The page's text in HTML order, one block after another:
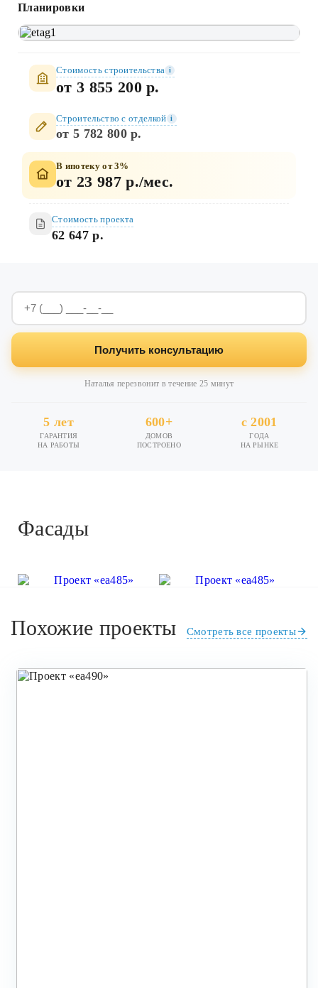
Планировки
Стоимость строительства i
от 3 855 200 р.
Строительство c отделкой i
от 5 782 800 р.
В ипотеку от 3%
от 23 987 р./мес.
Стоимость проекта
62 647 р.
Получить консультацию
Наталья перезвонит в течение 25 минут
5 лет
ГАРАНТИЯ
НА РАБОТЫ
600+
ДОМОВ
ПОСТРОЕНО
с 2001
ГОДА
НА РЫНКЕ
Фасады
Похожие проекты Смотреть все проекты